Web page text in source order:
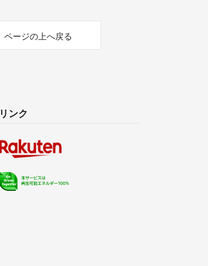
ページの上へ戻る
リンク